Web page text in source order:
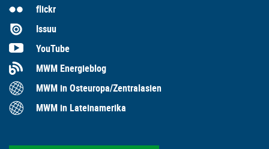
flickr
Issuu
YouTube
MWM Energieblog
MWM in Osteuropa/Zentralasien
MWM in Lateinamerika